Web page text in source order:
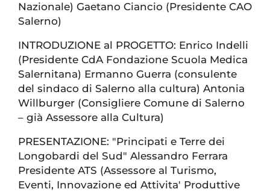
Nazionale) Gaetano Ciancio (Presidente CAO
Salerno)
INTRODUZIONE al PROGETTO: Enrico Indelli
(Presidente CdA Fondazione Scuola Medica
Salernitana) Ermanno Guerra (consulente
del sindaco di Salerno alla cultura) Antonia
Willburger (Consigliere Comune di Salerno
– già Assessore alla Cultura)
PRESENTAZIONE: "Principati e Terre dei
Longobardi del Sud" Alessandro Ferrara
Presidente ATS (Assessore al Turismo,
Eventi, Innovazione ed Attivita' Produttive